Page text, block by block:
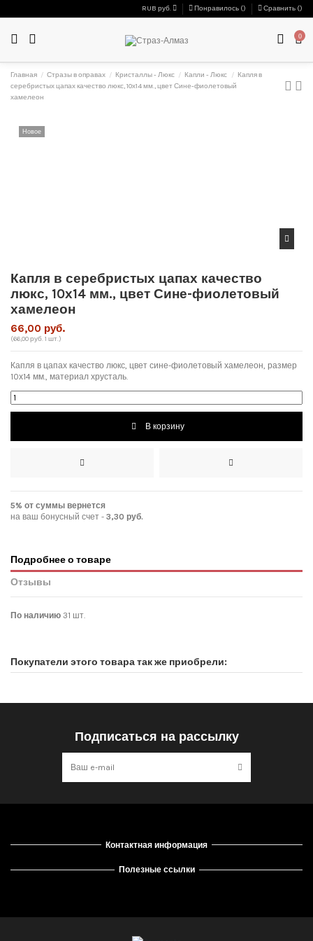
RUB руб. Понравилось () Сравнить ()
0
Главная Стразы в оправах Кристаллы - Люкс Капли - Люкс
Капля в
серебристых цапах качество люкс, 10х14 мм., цвет Сине-фиолетовый
хамелеон
Новое
Капля в серебристых цапах качество
люкс, 10х14 мм., цвет Сине-фиолетовый
хамелеон
66,00 руб.
(66,00 руб. 1 шт.)
Капля в цапах качество люкс, цвет сине-фиолетовый хамелеон, размер
10х14 мм., материал хрусталь.
В корзину
5% от суммы вернется
на ваш бонусный счет - 3,30 руб.
Подробнее о товаре
Отзывы
По наличию 31 шт.
Покупатели этого товара так же приобрели:
Подписаться на рассылку
Контактная информация
Полезные ссылки